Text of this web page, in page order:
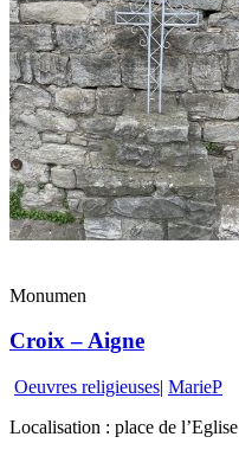
Monumen
Croix – Aigne
Oeuvres religieuses| MarieP
Localisation : place de l’Eglise